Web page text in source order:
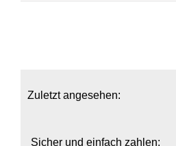
Zuletzt angesehen:
Sicher und einfach zahlen: